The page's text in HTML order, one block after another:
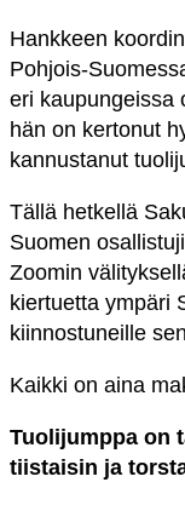
Hankkeen
Pohjois-
eri kaupungeissa
hän on kertonut
kannustanut
Tällä hetkellä
Suomen
Zoomin
kiertuetta ympäri
kiinnostuneille
Kaikki on aina
Tuolijumppa on
tiistaisin ja